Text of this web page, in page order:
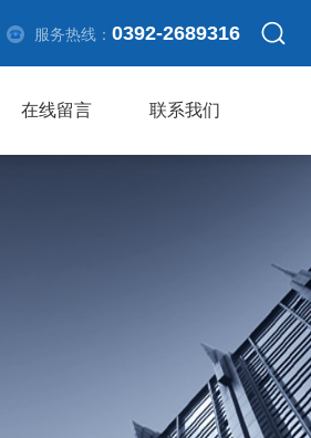
服务热线： 0392-2689316
在线留言 联系我们